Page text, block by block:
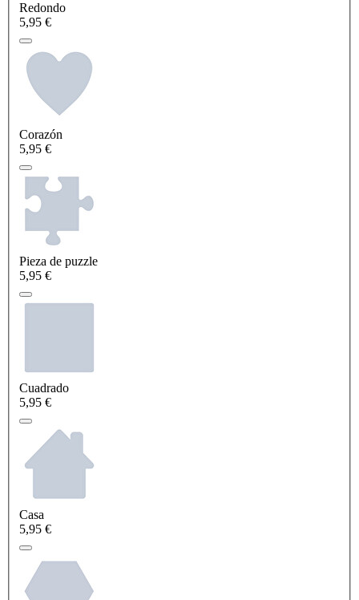
Redondo
5,95 €
Corazón
5,95 €
Pieza de puzzle
5,95 €
Cuadrado
5,95 €
Casa
5,95 €